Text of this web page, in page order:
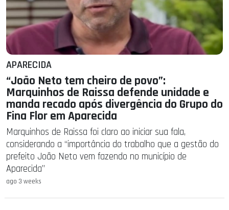
APARECIDA
“João Neto tem cheiro de povo”:
Marquinhos de Raissa defende unidade e
manda recado após divergência do Grupo do
Fina Flor em Aparecida
Marquinhos de Raissa foi claro ao iniciar sua fala,
considerando a “importância do trabalho que a gestão do
prefeito João Neto vem fazendo no município de
Aparecida”
ago 3 weeks